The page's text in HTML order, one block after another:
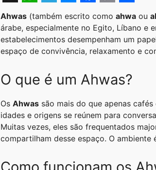
X W
h
a
t
s
A
p
p
T
e
l
e
g
r
a
m
M
e
s
s
e
n
g
e
r
F
a
c
e
b
o
o
k
C
o
p
y
L
i
n
k
S
h
a
r
e
Ahwas (também escrito como ahwa ou
árabe, especialmente no Egito, Líbano e
estabelecimentos desempenham um
espaço de convivência, relaxamento e
O que é um Ahwas?
Os Ahwas são mais do que apenas
idades e origens se reúnem para
Muitas vezes, eles são frequentados
compartilham desse espaço. O